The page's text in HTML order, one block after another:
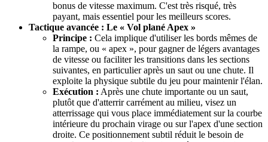
bonus de vitesse maximum. C'est très risqué, très
payant, mais essentiel pour les meilleurs scores.
Tactique avancée : Le « Vol plané Apex »
Principe : Cela implique d'utiliser les bords mêmes de
la rampe, ou « apex », pour gagner de légers avantages
de vitesse ou faciliter les transitions dans les sections
suivantes, en particulier après un saut ou une chute. Il
exploite la physique subtile du jeu pour maintenir l'élan.
Exécution : Après une chute importante ou un saut,
plutôt que d'atterrir carrément au milieu, visez un
atterrissage qui vous place immédiatement sur la courbe
intérieure du prochain virage ou sur l'apex d'une section
droite. Ce positionnement subtil réduit le besoin de